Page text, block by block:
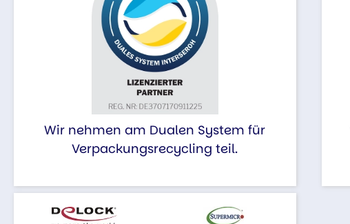
Wir nehmen am Dualen System für
Verpackungsrecycling teil.